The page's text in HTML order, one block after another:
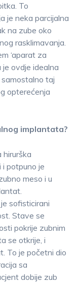
To
je neka parcijalna
na zube oko
rasklimavanja.
‘aparat za
je ovdje idealna
taj
opterećenja
implantata?
hirurška
i potpuno je
meso i u
sofisticirani
Stave se
pokrije zubnim
se otkrije, i
To je početni dio
sa
dobije zub